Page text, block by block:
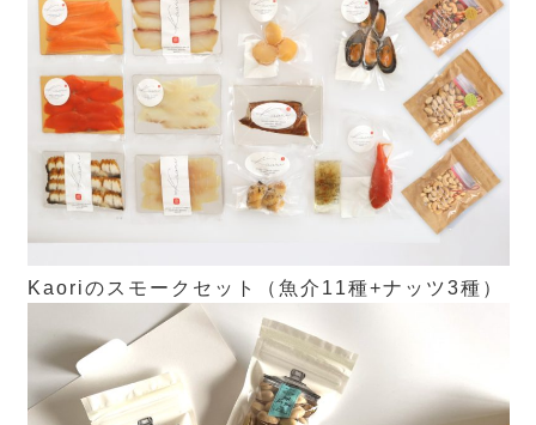
Kaoriのスモークセット（魚介11種+ナッツ3種）